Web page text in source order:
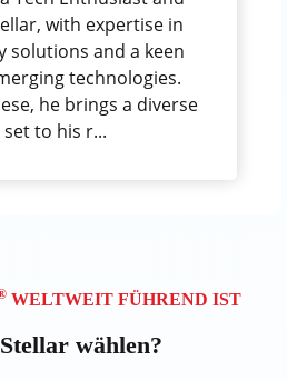
with expertise in
solutions and a keen
technologies.
he brings a diverse
set to his r...
WELTWEIT FÜHREND IST
wählen?